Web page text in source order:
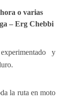
o varias
– Erg Chebbi
y
la ruta en moto